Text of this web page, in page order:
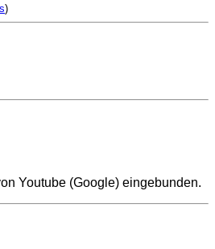
)
Youtube (Google) eingebunden.